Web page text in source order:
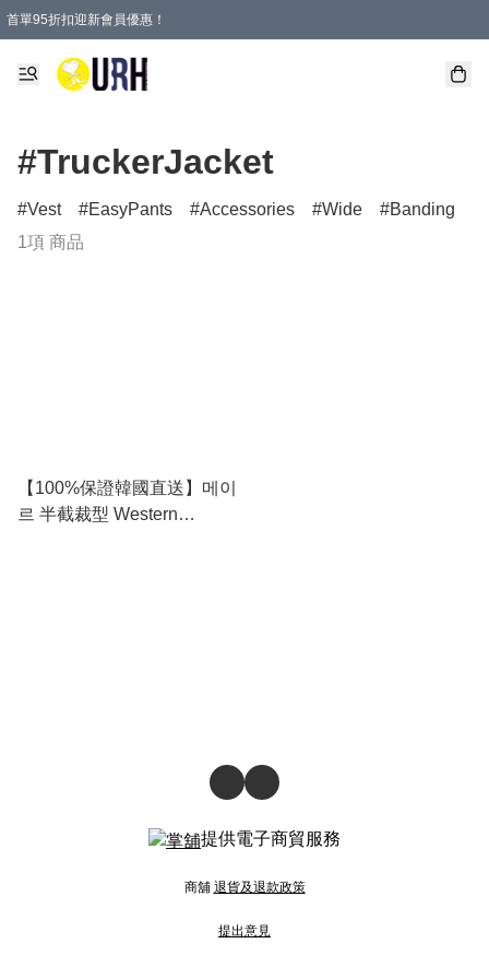
首單95折扣迎新會員優惠！
特選會員可享全單低至 95 折優惠！
單一訂單滿HKD600(澳門HKD800)包郵寄順豐送到家。
#TruckerJacket
Vest EasyPants Accessories Wide Banding
1項 商品
【100%保證韓國直送】메이
르 半截裁型 Western
提供電子商貿服務
商舖 退貨及退款政策
提出意見